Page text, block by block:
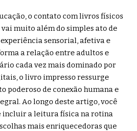
o contato com livros físicos
muito além do simples ato de
sensorial, afetiva e
a relação entre adultos e
cada vez mais dominado por
o livro impresso ressurge
poderoso de conexão humana e
Ao longo deste artigo, você
incluir a leitura física na rotina
mais enriquecedoras que